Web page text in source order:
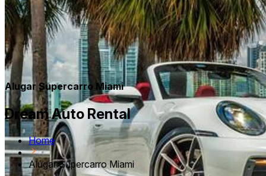
Alugar Supercarro Miami
Dream Auto Rental
Home
Alugar Supercarro Miami